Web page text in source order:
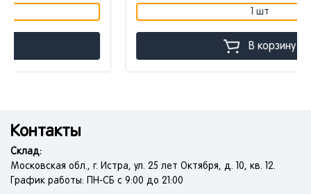
Контакты
Склад:
Московская обл., г. Истра, ул. 25 лет Октября, д. 10, кв. 12.
График работы: ПН-СБ с 9:00 до 21:00